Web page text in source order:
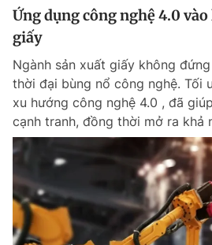
Ứng dụng công nghệ 4.0
giấy
Ngành sản xuất giấy không
thời đại bùng nổ công nghệ. Tối
xu hướng công nghệ 4.0 , đã
cạnh tranh, đồng thời mở ra khả